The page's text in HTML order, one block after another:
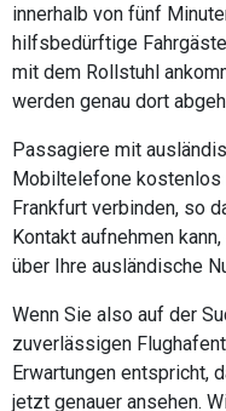
innerhalb von fünf
hilfsbedürftige
mit dem Rollstuhl
werden genau dort
Passagiere mit
Mobiltelefone kostenlos
Frankfurt verbinden, so
Kontakt aufnehmen
über Ihre ausländische
Wenn Sie also auf der
zuverlässigen
Erwartungen entspricht,
jetzt genauer ansehen.